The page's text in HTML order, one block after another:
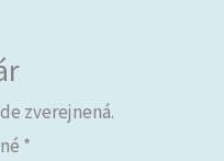
zverejnená.
*